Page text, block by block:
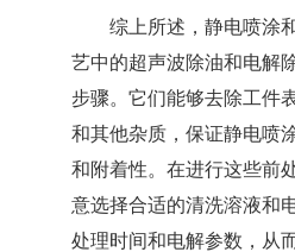
综上所述，静电喷涂
艺中的超声波除油和电解
步骤。它们能够去除工件
和其他杂质，保证静电喷
和附着性。在进行这些前
意选择合适的清洗溶液和
处理时间和电解参数，从